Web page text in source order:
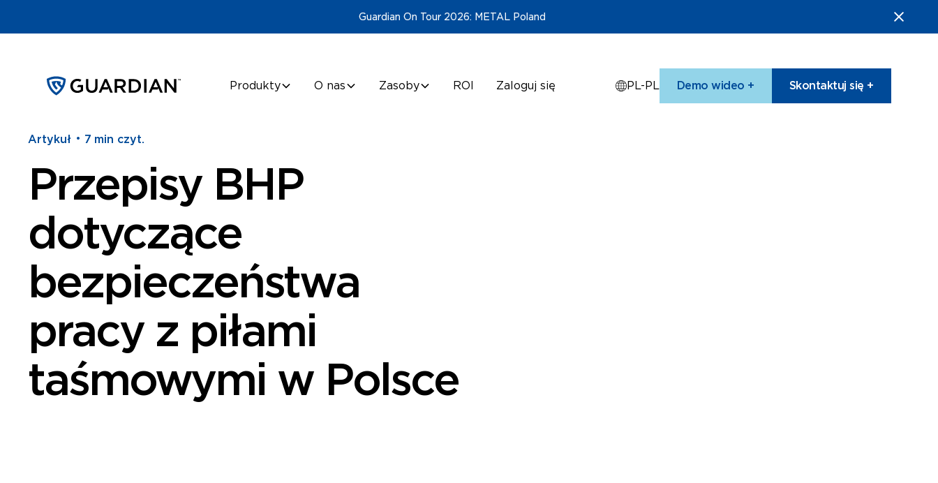
Guardian On Tour 2026: METAL Poland
Produkty O nas Zasoby ROI Zaloguj się PL-PL Demo wideo + Skontaktuj się +
Artykuł • 7 min czyt.
Przepisy BHP
dotyczące
bezpieczeństwa
pracy z piłami
taśmowymi w Polsce